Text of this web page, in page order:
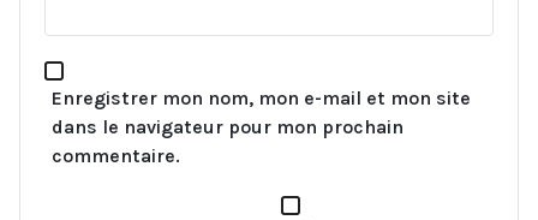
Enregistrer mon nom, mon e-mail et mon site
dans le navigateur pour mon prochain
commentaire.